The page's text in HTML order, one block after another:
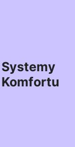
Systemy
Komfortu